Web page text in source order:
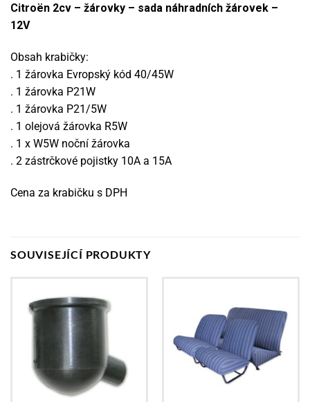
Citroën 2cv – žárovky – sada náhradních žárovek –
12V
Obsah krabičky:
. 1 žárovka Evropský kód 40/45W
. 1 žárovka P21W
. 1 žárovka P21/5W
. 1 olejová žárovka R5W
. 1 x W5W noční žárovka
. 2 zástrčkové pojistky 10A a 15A
Cena za krabičku s DPH
SOUVISEJÍCÍ PRODUKTY